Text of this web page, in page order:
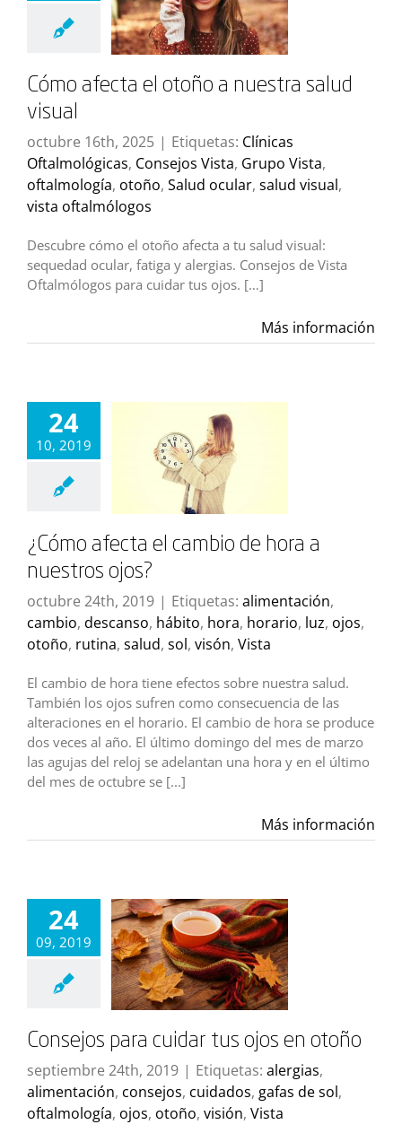
Cómo afecta el otoño a nuestra salud
visual
octubre 16th, 2025 | Etiquetas: Clínicas
Oftalmológicas, Consejos Vista, Grupo Vista,
oftalmología, otoño, Salud ocular, salud visual,
vista oftalmólogos
Descubre cómo el otoño afecta a tu salud visual:
sequedad ocular, fatiga y alergias. Consejos de Vista
Oftalmólogos para cuidar tus ojos. […]
Más información
24
10, 2019
¿Cómo afecta el cambio de hora a
nuestros ojos?
octubre 24th, 2019 | Etiquetas: alimentación,
cambio, descanso, hábito, hora, horario, luz, ojos,
otoño, rutina, salud, sol, visón, Vista
El cambio de hora tiene efectos sobre nuestra salud.
También los ojos sufren como consecuencia de las
alteraciones en el horario. El cambio de hora se produce
dos veces al año. El último domingo del mes de marzo
las agujas del reloj se adelantan una hora y en el último
del mes de octubre se [...]
Más información
24
09, 2019
Consejos para cuidar tus ojos en otoño
septiembre 24th, 2019 | Etiquetas: alergias,
alimentación, consejos, cuidados, gafas de sol,
oftalmología, ojos, otoño, visión, Vista